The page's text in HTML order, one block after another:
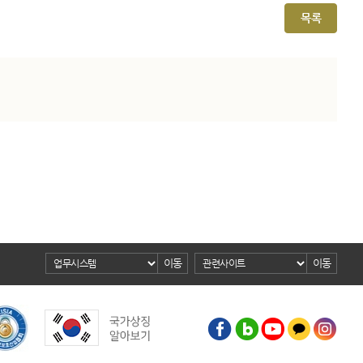
목록
이동 이동